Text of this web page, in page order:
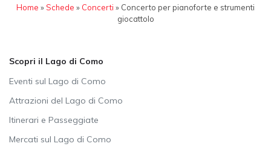
Home »Schede » Concerti » Concerto per pianoforte e strumenti
giocattolo
Scopri il Lago di Como
Eventi sul Lago di Como
Attrazioni del Lago di Como
Itinerari e Passeggiate
Mercati sul Lago di Como